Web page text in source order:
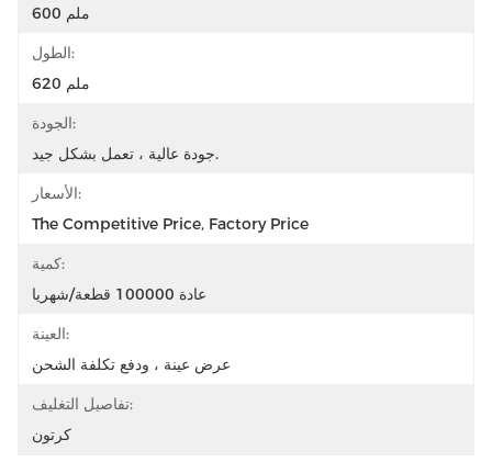
600 ملم
الطول:
620 ملم
الجودة:
جودة عالية ، تعمل بشكل جيد.
الأسعار:
The Competitive Price, Factory Price
كمية:
عادة 100000 قطعة/شهريا
العينة:
عرض عينة ، ودفع تكلفة الشحن
تفاصيل التغليف:
كرتون